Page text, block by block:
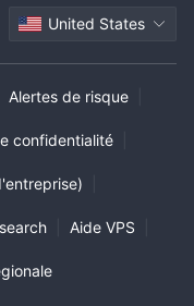
United States
Alertes de risque
confidentialité
Aide VPS